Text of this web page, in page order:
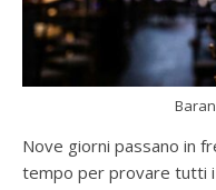
Nove giorni passano in
tempo per provare tutti i